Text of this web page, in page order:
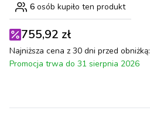
6 osób kupiło ten produkt
755,92 zł
Najniższa cena z 30 dni przed obniżką:
Promocja trwa do 31 sierpnia 2026